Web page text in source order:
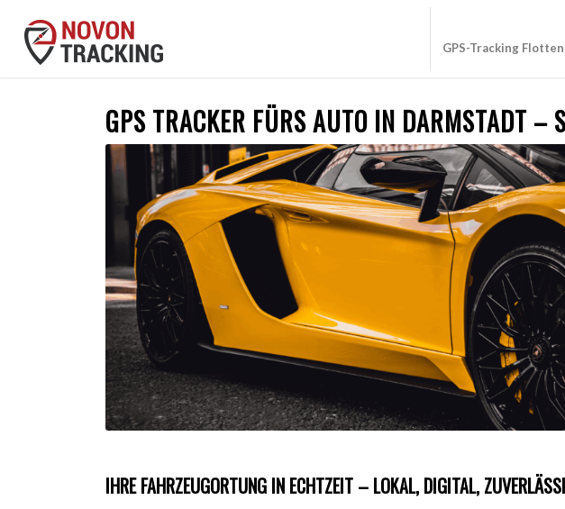
GPS-Tracking
GPS TRACKER FÜRS AUTO IN DARMSTADT –
IHRE FAHRZEUGORTUNG IN ECHTZEIT – LOKAL, DIGITAL,